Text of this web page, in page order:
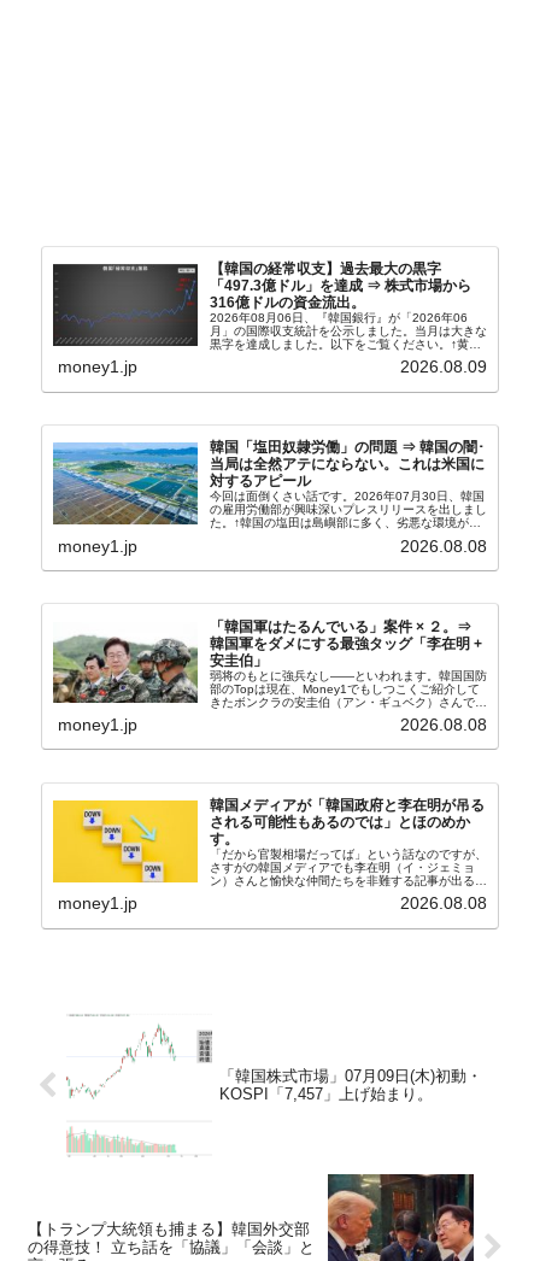
【韓国の経常収支】過去最大の黒字
「497.3億ドル」を達成 ⇒ 株式市場から
316億ドルの資金流出。
2026年08月06日、『韓国銀行』が「2026年06
月」の国際収支統計を公示しました。当月は大きな
黒字を達成しました。以下をご覧ください。↑黄色
の経常収支です。2026年06月貿易収支：4...
money1.jp 2026.08.09
韓国「塩田奴隷労働」の問題 ⇒ 韓国の闇･
当局は全然アテにならない。これは米国に
対するアピール
今回は面倒くさい話です。2026年07月30日、韓国
の雇用労働部が興味深いプレスリリースを出しまし
た。↑韓国の塩田は島嶼部に多く、劣悪な環境が一
たといわれます（後述）。これは、いわゆる「塩田
money1.jp 2026.08.08
「韓国軍はたるんでいる」案件 × ２。⇒
韓国軍をダメにする最強タッグ「李在明 +
安圭伯」
弱将のもとに強兵なし――といわれます。韓国国防
部のTopは現在、Money1でもしつこくご紹介して
きたボンクラの安圭伯（アン・ギュベク）さんで
さんと「韓国初の文官上がり」の国防部長官安圭伯
money1.jp 2026.08.08
韓国メディアが「韓国政府と李在明が吊る
される可能性もあるのでは」とほのめか
す。
「だから官製相場だってば」という話なのですが、
さすがの韓国メディアでも李在明（イ・ジェミョ
ン）さんと愉快な仲間たちを非難する記事が出るよ
『朝鮮日報』に面白い記事が出ています。「東西南
money1.jp 2026.08.08
「韓国株式市場」07月09日(木)初動・
KOSPI「7,457」上げ始まり。
【トランプ大統領も捕まる】韓国外交部
の得意技！ 立ち話を「協議」「会談」と